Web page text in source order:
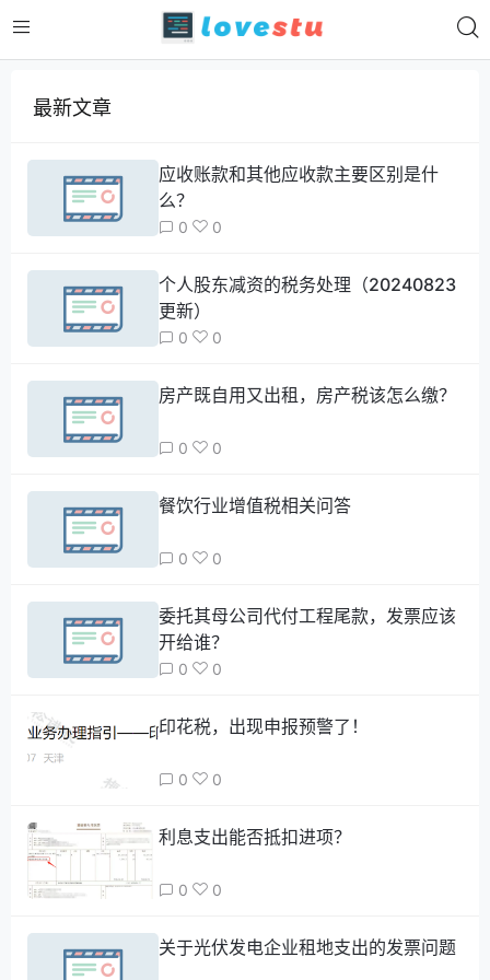
最新文章
应收账款和其他应收款主要区别是什
么？
0 0
个人股东减资的税务处理（20240823
更新）
0 0
房产既自用又出租，房产税该怎么缴？
0 0
餐饮行业增值税相关问答
0 0
委托其母公司代付工程尾款，发票应该
开给谁？
0 0
印花税，出现申报预警了！
0 0
利息支出能否抵扣进项？
0 0
关于光伏发电企业租地支出的发票问题